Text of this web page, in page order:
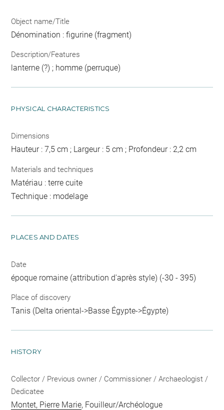
Object name/Title
Dénomination : figurine (fragment)
Description/Features
lanterne (?) ; homme (perruque)
PHYSICAL CHARACTERISTICS
Dimensions
Hauteur : 7,5 cm ; Largeur : 5 cm ; Profondeur : 2,2 cm
Materials and techniques
Matériau : terre cuite
Technique : modelage
PLACES AND DATES
Date
époque romaine (attribution d'après style) (-30 - 395)
Place of discovery
Tanis (Delta oriental->Basse Égypte->Égypte)
HISTORY
Collector / Previous owner / Commissioner / Archaeologist /
Dedicatee
Montet, Pierre Marie, Fouilleur/Archéologue